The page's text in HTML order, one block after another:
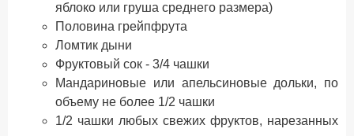
яблоко или груша среднего размера)
Половина грейпфрута
Ломтик дыни
Фруктовый сок - 3/4 чашки
Мандариновые или апельсиновые дольки, по
объему не более 1/2 чашки
1/2 чашки любых свежих фруктов, нарезанных